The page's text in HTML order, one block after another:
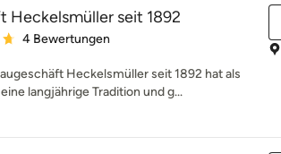
Heckelsmüller seit 1892
Bewertung: 4.8 von 5 Sternen
4 Bewertungen
Heckelsmüller seit 1892 hat als
langjährige Tradition und g...